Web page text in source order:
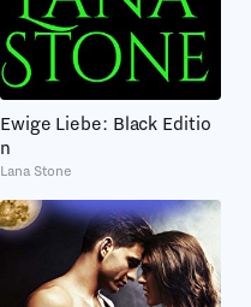
Ewige Liebe: Black Editio
n
Lana Stone